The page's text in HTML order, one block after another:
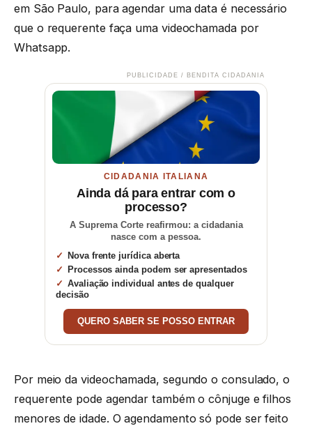
em São Paulo, para agendar uma data é necessário
que o requerente faça uma videochamada por
Whatsapp.
PUBLICIDADE / BENDITA CIDADANIA
CIDADANIA ITALIANA
Ainda dá para entrar com o
processo?
A Suprema Corte reafirmou: a cidadania
nasce com a pessoa.
Nova frente jurídica aberta
Processos ainda podem ser apresentados
Avaliação individual antes de qualquer
decisão
QUERO SABER SE POSSO ENTRAR
Por meio da videochamada, segundo o consulado, o
requerente pode agendar também o cônjuge e filhos
menores de idade. O agendamento só pode ser feito